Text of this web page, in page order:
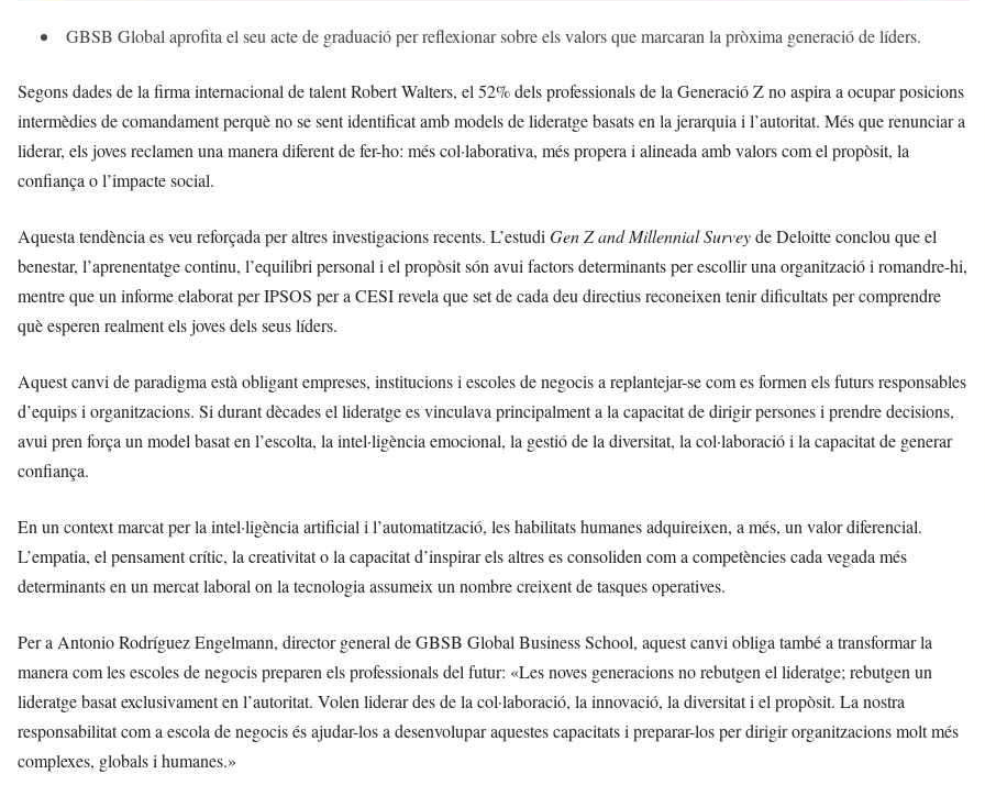
GBSB Global aprofita el seu acte de graduació per reflexionar sobre els valors que marcaran la pròxima generació de líders.
Segons dades de la firma internacional de talent Robert Walters, el 52% dels professionals de la Generació Z no aspira a ocupar posicions
intermèdies de comandament perquè no se sent identificat amb models de lideratge basats en la jerarquia i l’autoritat. Més que renunciar a
liderar, els joves reclamen una manera diferent de fer-ho: més col·laborativa, més propera i alineada amb valors com el propòsit, la
confiança o l’impacte social.
Aquesta tendència es veu reforçada per altres investigacions recents. L’estudi Gen Z and Millennial Surveyde Deloitte conclou que el
benestar, l’aprenentatge continu, l’equilibri personal i el propòsit són avui factors determinants per escollir una organització i romandre-hi,
mentre que un informe elaborat per IPSOS per a CESI revela que set de cada deu directius reconeixen tenir dificultats per comprendre
què esperen realment els joves dels seus líders.
Aquest canvi de paradigma està obligant empreses, institucions i escoles de negocis a replantejar-se com es formen els futurs responsables
d’equips i organitzacions. Si durant dècades el lideratge es vinculava principalment a la capacitat de dirigir persones i prendre decisions,
avui pren força un model basat en l’escolta, la intel·ligència emocional, la gestió de la diversitat, la col·laboració i la capacitat de generar
confiança.
En un context marcat per la intel·ligència artificial i l’automatització, les habilitats humanes adquireixen, a més, un valor diferencial.
L’empatia, el pensament crític, la creativitat o la capacitat d’inspirar els altres es consoliden com a competències cada vegada més
determinants en un mercat laboral on la tecnologia assumeix un nombre creixent de tasques operatives.
Per a Antonio Rodríguez Engelmann, director general de GBSB Global Business School, aquest canvi obliga també a transformar la
manera com les escoles de negocis preparen els professionals del futur: «Les noves generacions no rebutgen el lideratge; rebutgen un
lideratge basat exclusivament en l’autoritat. Volen liderar des de la col·laboració, la innovació, la diversitat i el propòsit. La nostra
responsabilitat com a escola de negocis és ajudar-los a desenvolupar aquestes capacitats i preparar-los per dirigir organitzacions molt més
complexes, globals i humanes.»